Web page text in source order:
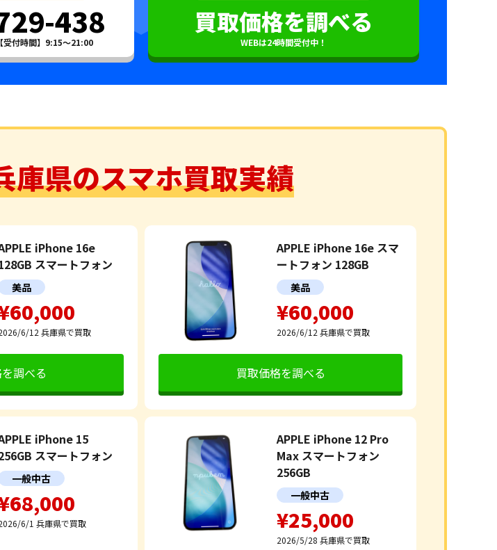
438
受付時間】9:15～21:00
買取価格を調べる
WEBは24時間受付中！
庫県のスマホ買取実績
iPhone 16e
スマートフォン
美品
6/12 兵庫県で買取
調べる
APPLE iPhone 16e スマ
ートフォン 128GB
美品
¥60,000
2026/6/12 兵庫県で買取
買取価格を調べる
iPhone 15
スマートフォン
一般中古
6/1 兵庫県で買取
APPLE iPhone 12 Pro
Max スマートフォン
256GB
一般中古
¥25,000
2026/5/28 兵庫県で買取